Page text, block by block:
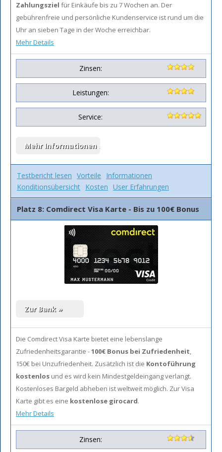
Zahlungsziel für Einkäufe bis zu 7 Wochen an. Der
gebührenfreie und persönliche Kundenservice ist rund um die
Uhr an sieben Tage in der Woche erreichbar.
Mehr Details
Zinsen:
Leistungen:
Service:
Testbericht lesen Vorteile
Informationen
Konditionsübersicht Kosten User Erfahrungen
Platz 8: Comdirect Visa Karte - Bis zu 100€ Bonus
Die Comdirect Visa Karte bietet eine lebenslange
Zufriedenheitsgarantie -100€ Bonus bei Zufriedenheit,
150€ bei Unzufriedenheit. Zusätzlich ist die Kontoführung
kostenlos und es wird kein Mindestgeldeingang verlangt.
Kostenloses Bargeld abheben ist weltweit möglich. Zur Visa
Karte gibt es eine kostenlose girocard.
Mehr Details
Zinsen: